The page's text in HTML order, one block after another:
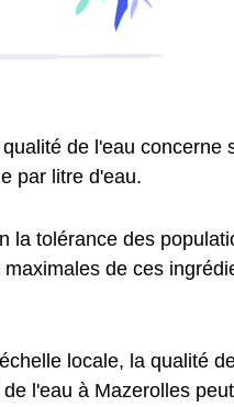
de l'eau concerne
par litre d'eau.
la tolérance des
de ces
locale, la qualité
l'eau à Mazerolles